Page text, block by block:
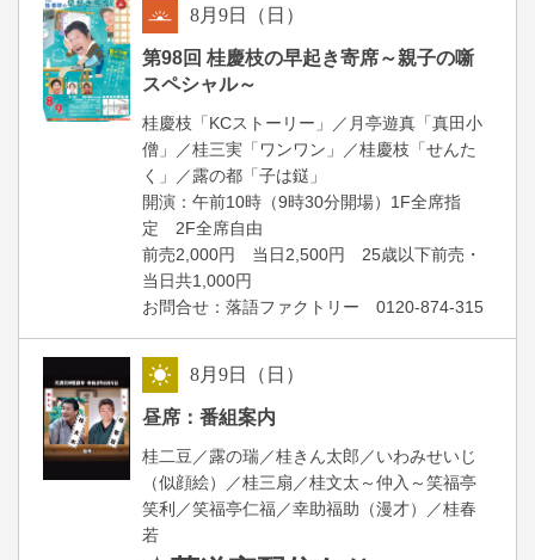
8月9日（日）
第98回 桂慶枝の早起き寄席～親子の噺
スペシャル～
桂慶枝「KCストーリー」／月亭遊真「真田小
僧」／桂三実「ワンワン」／桂慶枝「せんた
く」／露の都「子は鎹」
開演：午前10時（9時30分開場）1F全席指
定 2F全席自由
前売2,000円 当日2,500円 25歳以下前売・
当日共1,000円
お問合せ：落語ファクトリー 0120-874-315
8月9日（日）
昼席：番組案内
桂二豆／露の瑞／桂きん太郎／いわみせいじ
（似顔絵）／桂三扇／桂文太～仲入～笑福亭
笑利／笑福亭仁福／幸助福助（漫才）／桂春
若